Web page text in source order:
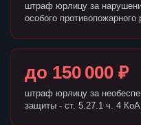
штраф юрлицу за
особого
до 150 000 ₽
штраф юрлицу за
защиты - ст. 5.27.1 ч. 4